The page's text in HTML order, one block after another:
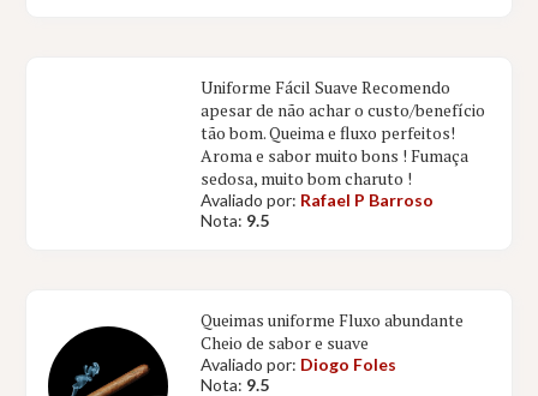
Uniforme Fácil Suave Recomendo
apesar de não achar o custo/benefício
tão bom. Queima e fluxo perfeitos!
Aroma e sabor muito bons ! Fumaça
sedosa, muito bom charuto !
Avaliado por: Rafael P Barroso
Nota: 9.5
Queimas uniforme Fluxo abundante
Cheio de sabor e suave
Avaliado por: Diogo Foles
Nota: 9.5